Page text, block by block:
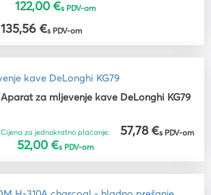
122,00 €s PDV-om
135,56 €s PDV-om
Aparat za mljevenje kave DeLonghi KG79
Cijena za jednokratno plaćanje:
52,00 €s PDV-om
57,78 €s PDV-om